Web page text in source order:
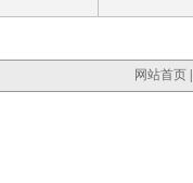
网站首页|